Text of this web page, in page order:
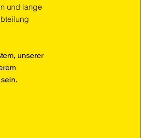
und lange
unserer